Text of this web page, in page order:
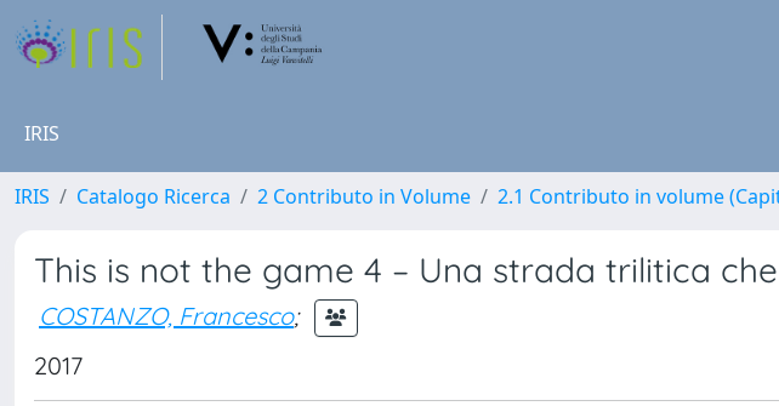
IRIS
IRIS Catalogo Ricerca 2 Contributo in Volume 2.1 Contributo in volume
This is not the game 4 – Una strada trilitica
COSTANZO, Francesco;
2017